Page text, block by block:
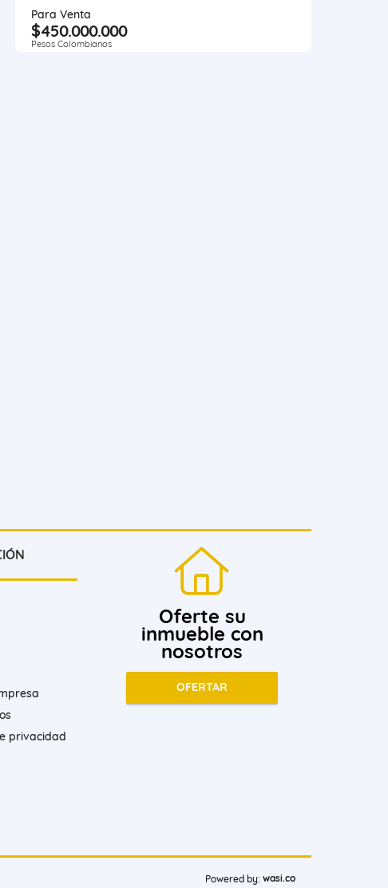
Para Venta
$450.000.000
Pesos Colombianos
privacidad
Oferte su
inmueble con
nosotros
OFERTAR
Powered by: wasi.co